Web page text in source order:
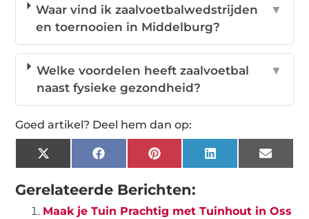
Waar vind ik zaalvoetbalwedstrijden
en toernooien in Middelburg?
▼
Welke voordelen heeft zaalvoetbal
naast fysieke gezondheid?
▼
Goed artikel? Deel hem dan op:
X
(Twitter)
FacebookPinterestLinkedInEmail
Gerelateerde Berichten:
Maak je Tuin Prachtig met Tuinhout in Oss